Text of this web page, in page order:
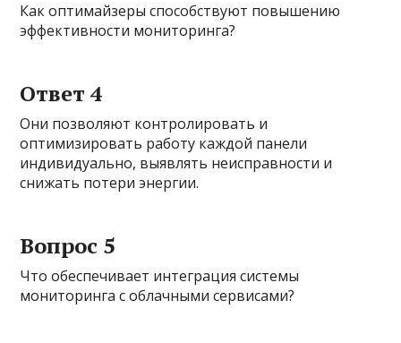
Как оптимайзеры способствуют повышению
эффективности мониторинга?
Ответ 4
Они позволяют контролировать и
оптимизировать работу каждой панели
индивидуально, выявлять неисправности и
снижать потери энергии.
Вопрос 5
Что обеспечивает интеграция системы
мониторинга с облачными сервисами?